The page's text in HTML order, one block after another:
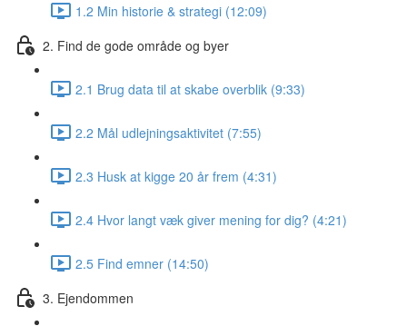
1.2 Min historie & strategi (12:09)
2. Find de gode område og byer
2.1 Brug data til at skabe overblik (9:33)
2.2 Mål udlejningsaktivitet (7:55)
2.3 Husk at kigge 20 år frem (4:31)
2.4 Hvor langt væk giver mening for dig? (4:21)
2.5 Find emner (14:50)
3. Ejendommen